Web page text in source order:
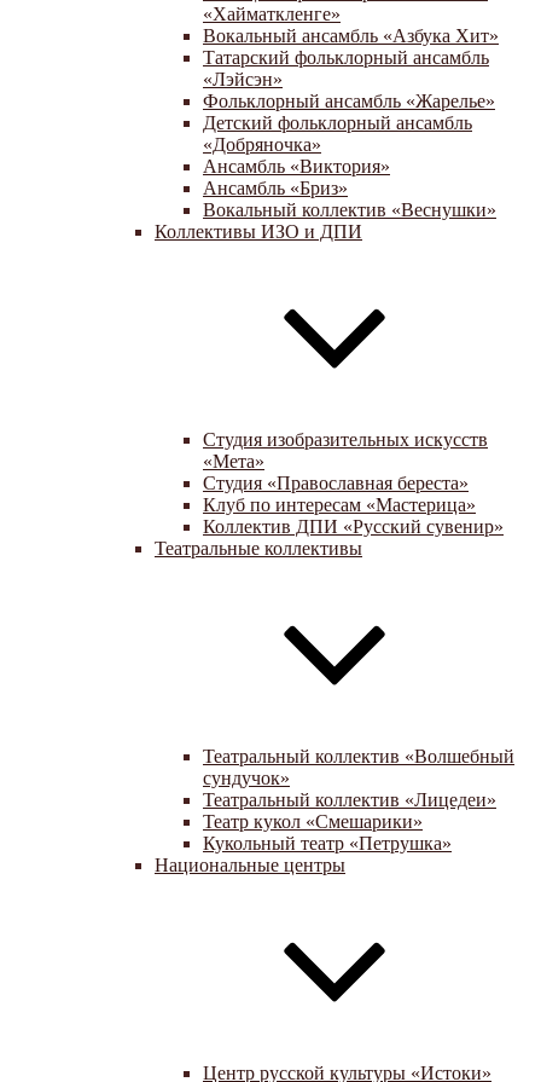
«Хайматкленге»
Вокальный ансамбль «Азбука Хит»
Татарский фольклорный ансамбль
«Лэйсэн»
Фольклорный ансамбль «Жарелье»
Детский фольклорный ансамбль
«Добряночка»
Ансамбль «Виктория»
Ансамбль «Бриз»
Вокальный коллектив «Веснушки»
Коллективы ИЗО и ДПИ
Студия изобразительных искусств
«Мета»
Студия «Православная береста»
Клуб по интересам «Мастерица»
Коллектив ДПИ «Русский сувенир»
Театральные коллективы
Театральный коллектив «Волшебный
сундучок»
Театральный коллектив «Лицедеи»
Театр кукол «Смешарики»
Кукольный театр «Петрушка»
Национальные центры
Центр русской культуры «Истоки»